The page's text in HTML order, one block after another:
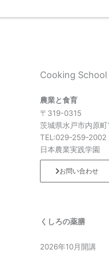
Cooking School
農業と食育
〒319-0315
茨城県水戸市内原
TEL:029-259-2002
日本農業実践学園
お問い合わせ
くしろの薬膳
2026年10月開講